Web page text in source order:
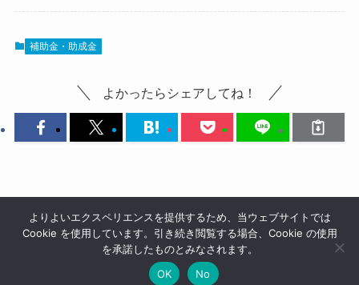
補助金・助成金
よかったらシェアしてね！
よりよいエクスペリエンスを提供するため、当ウェブサイトでは
Cookie を使用しています。引き続き閲覧する場合、Cookie の使用
を承諾したものとみなされます。
OK
No